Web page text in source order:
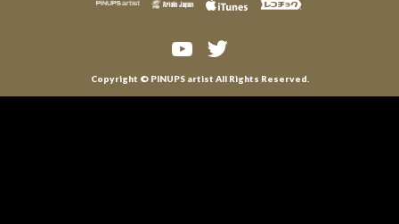
Copyright © PINUPS artist All Rights Reserved.